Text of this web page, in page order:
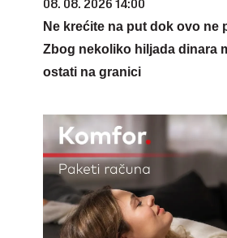
08. 08. 2026 14:00
Ne krećite na put dok ovo ne
Zbog nekoliko hiljada dinara
ostati na granici